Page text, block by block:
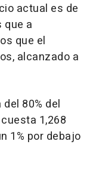
actual es de
que a
que el
alcanzado a
80% del
1,268
1% por debajo